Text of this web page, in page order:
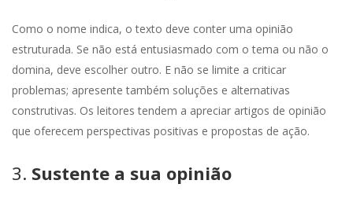
Como o nome indica, o texto deve conter uma opinião
estruturada. Se não está entusiasmado com o tema ou não o
domina, deve escolher outro. E não se limite a criticar
problemas; apresente também soluções e alternativas
construtivas. Os leitores tendem a apreciar artigos de opinião
que oferecem perspectivas positivas e propostas de ação.
3. Sustente a sua opinião